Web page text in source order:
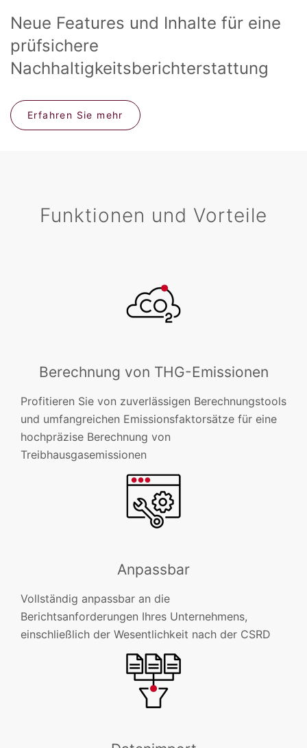
Neue Features und Inhalte für eine
prüfsichere
Nachhaltigkeitsberichterstattung
Erfahren Sie mehr
Funktionen und Vorteile
Berechnung von THG-Emissionen
Profitieren Sie von zuverlässigen Berechnungstools
und umfangreichen Emissionsfaktorsätze für eine
hochpräzise Berechnung von
Treibhausgasemissionen
Anpassbar
Vollständig anpassbar an die
Berichtsanforderungen Ihres Unternehmens,
einschließlich der Wesentlichkeit nach der CSRD